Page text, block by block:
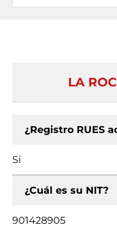
LA
¿Registro RUES
Si
¿Cuál es su NIT?
901428905